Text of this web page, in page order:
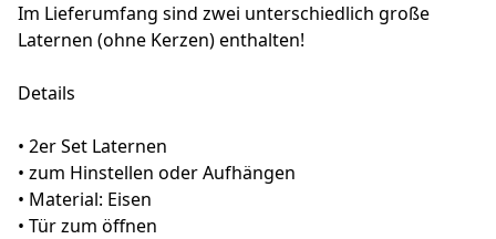
Im Lieferumfang sind zwei unterschiedlich große
Laternen (ohne Kerzen) enthalten!
Details
• 2er Set Laternen
• zum Hinstellen oder Aufhängen
• Material: Eisen
• Tür zum öffnen